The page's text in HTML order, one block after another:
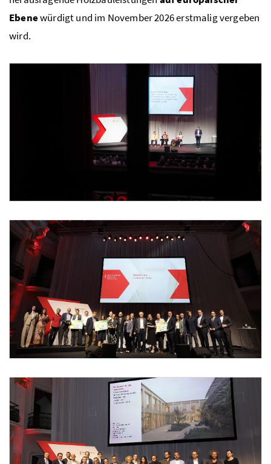
Ebenewürdigt und im November 2026 erstmalig vergeben
wird.
Foto 1: Rene Hemerka / BMLUK
Foto 2: Christian Redtenbacher / www.redtenbacher.net